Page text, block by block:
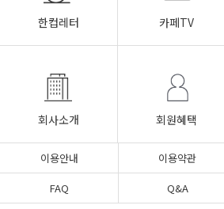
한컵레터 카페TV
회사소개 회원혜택
이용안내 이용약관
FAQ
Q&A